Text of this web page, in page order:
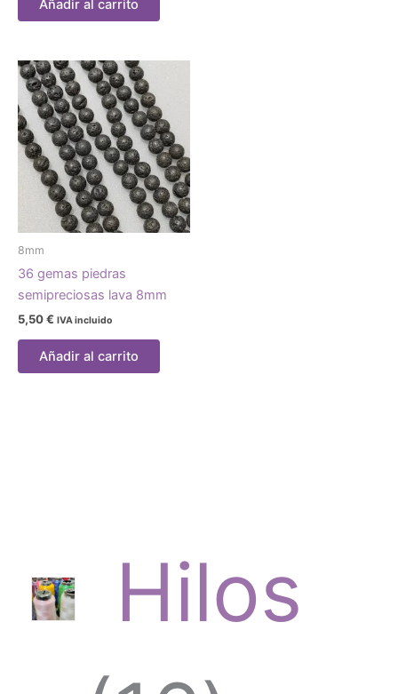
Hilos
Añadir al carrito
8mm
36 gemas piedras
semipreciosas lava 8mm
5,50€ IVA incluido
Añadir al carrito